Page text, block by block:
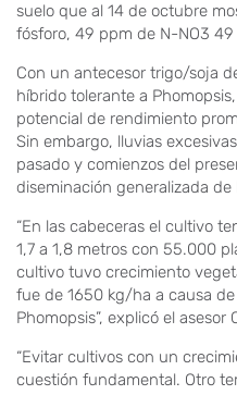
suelo que al 14 de octubre
fósforo, 49 ppm de N-NO3
Con un antecesor trigo/soja
híbrido tolerante a
potencial de rendimiento
Sin embargo, lluvias
pasado y comienzos del
diseminación generalizada
“En las cabeceras el cultivo
1,7 a 1,8 metros con 55.000
cultivo tuvo crecimiento
fue de 1650 kg/ha a causa
Phomopsis”, explicó el asesor
“Evitar cultivos con un
cuestión fundamental. Otro